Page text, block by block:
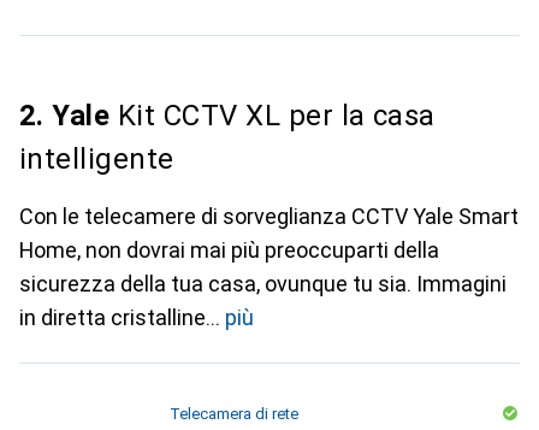
2. Yale Kit CCTV XL per la casa
intelligente
Con le telecamere di sorveglianza CCTV Yale Smart
Home, non dovrai mai più preoccuparti della
sicurezza della tua casa, ovunque tu sia. Immagini
in diretta cristalline
più
Telecamera di rete